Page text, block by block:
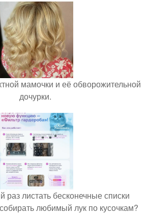
мамочки и её обворожительной
дочурки.
листать бесконечные списки
любимый лук по кусочкам?